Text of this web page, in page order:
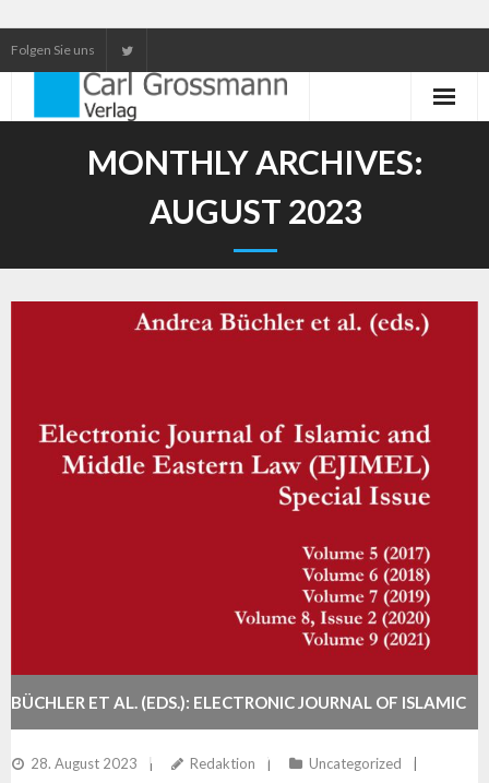
Folgen Sie uns
MONTHLY ARCHIVES:
AUGUST 2023
BÜCHLER ET AL. (EDS.): ELECTRONIC JOURNAL OF ISLAMIC
AND MIDDLE EASTERN LAW (EJIMEL) – SPECIAL ISSUE
28. August 2023 Redaktion Uncategorized